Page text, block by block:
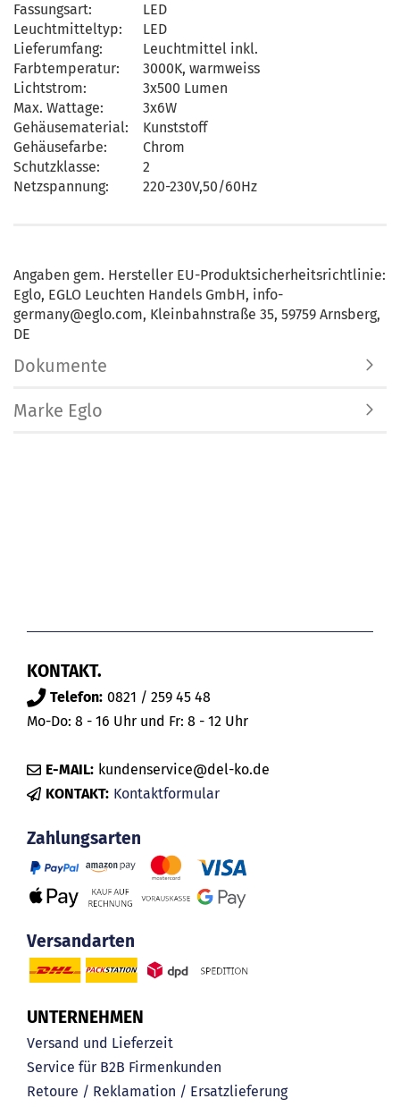
Fassungsart:
LED
Leuchtmitteltyp:
LED
Lieferumfang:
Leuchtmittel inkl.
Farbtemperatur:
3000K, warmweiss
Lichtstrom:
3x500 Lumen
Max. Wattage:
3x6W
Gehäusematerial:
Kunststoff
Gehäusefarbe:
Chrom
Schutzklasse:
2
Netzspannung:
220-230V,50/60Hz
Angaben gem. Hersteller EU-Produktsicherheitsrichtlinie:
Eglo, EGLO Leuchten Handels GmbH, info-
germany@eglo.com, Kleinbahnstraße 35, 59759 Arnsberg,
DE
Dokumente
Marke Eglo
KONTAKT.
Telefon: 0821 / 259 45 48
Mo-Do: 8 - 16 Uhr und Fr: 8 - 12 Uhr
E-MAIL: kundenservice@del-ko.de
KONTAKT: Kontaktformular
Zahlungsarten
Versandarten
UNTERNEHMEN
Versand und Lieferzeit
Service für B2B Firmenkunden
Retoure / Reklamation / Ersatzlieferung